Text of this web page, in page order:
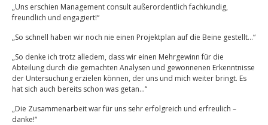
„Uns erschien Management consult außerordentlich fachkundig,
freundlich und engagiert!“
„So schnell haben wir noch nie einen Projektplan auf die Beine gestellt…“
„So denke ich trotz alledem, dass wir einen Mehrgewinn für die
Abteilung durch die gemachten Analysen und gewonnenen Erkenntnisse
der Untersuchung erzielen können, der uns und mich weiter bringt. Es
hat sich auch bereits schon was getan…“
„Die Zusammenarbeit war für uns sehr erfolgreich und erfreulich –
danke!“